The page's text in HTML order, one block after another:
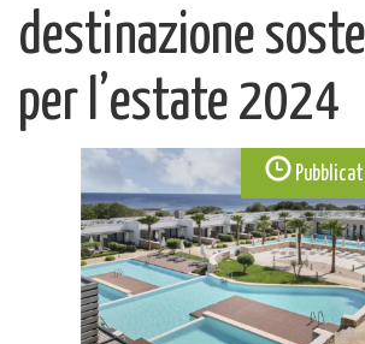
destinazione
per l’estate 2024